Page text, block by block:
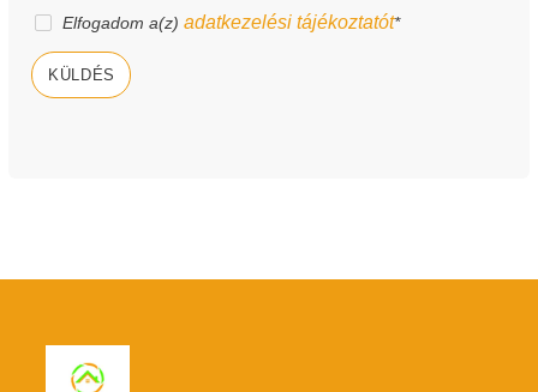
Elfogadom a(z) adatkezelési tájékoztatót*
KÜLDÉS